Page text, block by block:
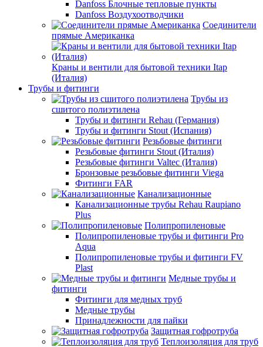
Danfoss Блочные тепловые пункты
Danfoss Воздухоотводчики
Соединители
прямые Американка
Краны и вентили для бытовой техники Itap
(Италия)
Трубы и фитинги
Трубы из
сшитого полиэтилена
Трубы и фитинги Rehau (Германия)
Трубы и фитинги Stout (Испания)
Резьбовые фитинги
Резьбовые фитинги Stout (Италия)
Резьбовые фитинги Valtec (Италия)
Бронзовые резьбовые фитинги Viega
Фитинги FAR
Канализационные
Канализационные трубы Rehau Raupiano
Plus
Полипропиленовые
Полипропиленовые трубы и фитинги Pro
Aqua
Полипропиленовые трубы и фитинги FV
Plast
Медные трубы и
фитинги
Фитинги для медных труб
Медные трубы
Принадлежности для пайки
Защитная гофротруба
Теплоизоляция для труб